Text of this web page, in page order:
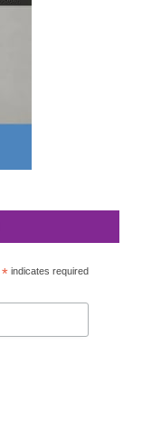
*indicates required